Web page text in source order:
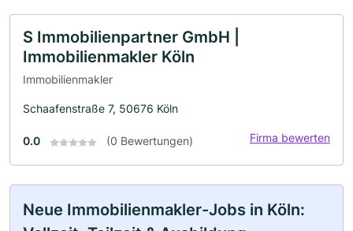
S Immobilienpartner GmbH |
Immobilienmakler Köln
Immobilienmakler
Schaafenstraße 7, 50676 Köln
0.0 (0 Bewertungen) Firma bewerten
Neue Immobilienmakler-Jobs in Köln: